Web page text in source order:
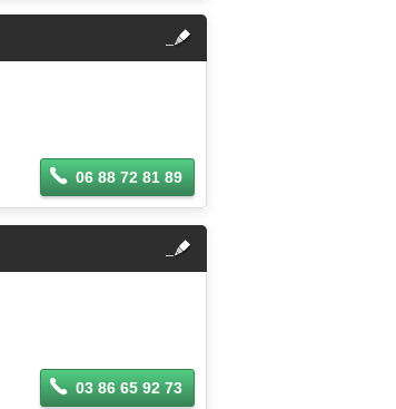
fermer
06 88 72 81 89
fermer
03 86 65 92 73